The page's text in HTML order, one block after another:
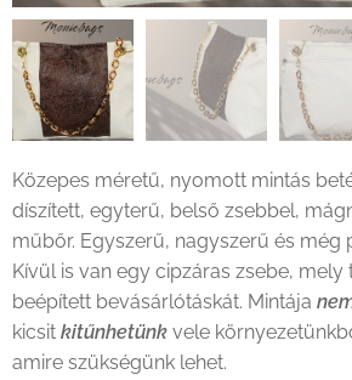
Közepes méretű, nyomott mintás
díszített, egyterű, belső zsebbel,
műbőr. Egyszerű, nagyszerű és még
Kívül is van egy cipzáras zsebe, mely
beépített bevásárlótáskát. Mintája
kicsit kitűnhetünk vele
amire szükségünk lehet.